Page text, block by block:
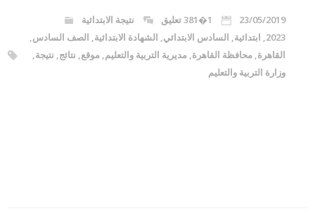
23/05/2019 1�381 تعليق
نتيجة الابتدائية
2023
, ابتدائية, السادس الابتدائي, الشهادة الابتدائية, الصف السادس,
القاهرة,محافظة القاهرة,مديرية التربية والتعليم,موقع, نتائج, نتيجة,
وزارة التربية والتعليم